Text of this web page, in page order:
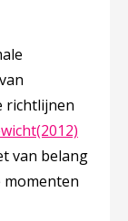
richtlijnen
opent in een
van belang
momenten